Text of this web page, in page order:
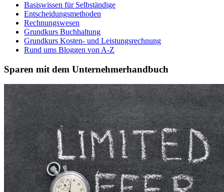
Basiswissen für Selbständige
Entscheidungsmethoden
Rechnungswesen
Grundkurs Buchhaltung
Grundkurs Kosten- und Leistungsrechnung
Rund ums Bloggen von A-Z
Sparen mit dem Unternehmerhandbuch